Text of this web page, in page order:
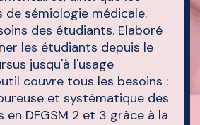
de sémiologie médicale.
des étudiants. Elaboré
les étudiants depuis le
jusqu'à l'usage
couvre tous les besoins :
et systématique des
en DFGSM 2 et 3 grâce à la